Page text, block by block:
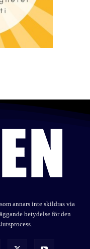
annars inte skildras via
betydelse för den